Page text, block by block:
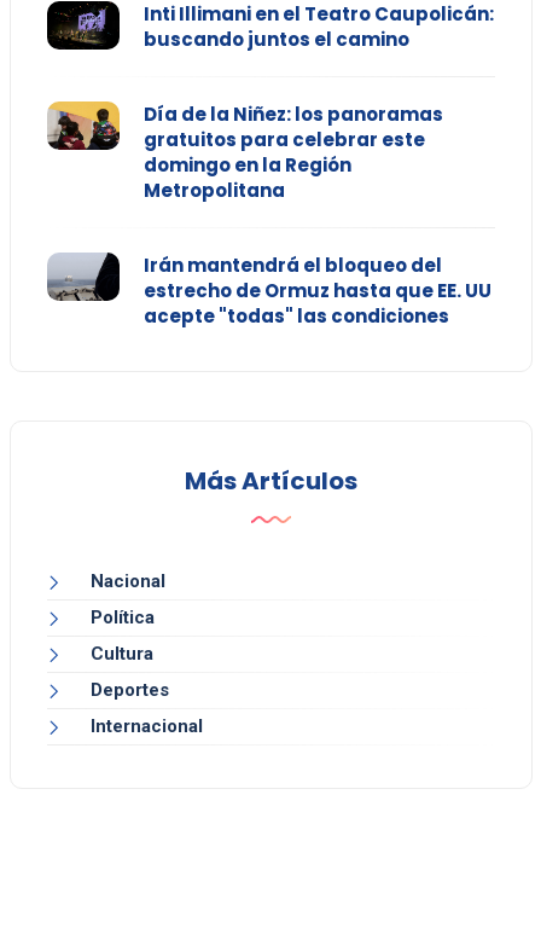
Inti Illimani en el Teatro Caupolicán:
buscando juntos el camino
Día de la Niñez: los panoramas
gratuitos para celebrar este
domingo en la Región
Metropolitana
Irán mantendrá el bloqueo del
estrecho de Ormuz hasta que EE. UU
acepte "todas" las condiciones
Más Artículos
Nacional
Política
Cultura
Deportes
Internacional